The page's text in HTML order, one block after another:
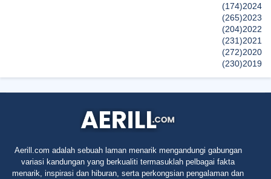
2024
(174)
2023
(265)
2022
(204)
2021
(231)
2020
(272)
2019
(230)
(45)
Aerill.com adalah sebuah laman menarik mengandungi gabungan
variasi kandungan yang berkualiti termasuklah pelbagai fakta
menarik, inspirasi dan hiburan, serta perkongsian pengalaman dan